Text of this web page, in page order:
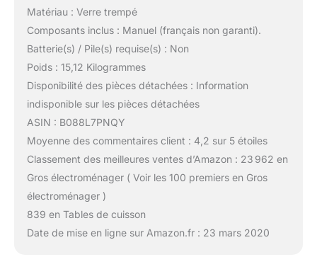
Matériau : Verre trempé
Composants inclus : Manuel (français non garanti).
Batterie(s) / Pile(s) requise(s) : Non
Poids : 15,12 Kilogrammes
Disponibilité des pièces détachées : Information
indisponible sur les pièces détachées
ASIN : B088L7PNQY
Moyenne des commentaires client : 4,2 sur 5 étoiles
Classement des meilleures ventes d’Amazon : 23 962 en
Gros électroménager ( Voir les 100 premiers en Gros
électroménager )
839 en Tables de cuisson
Date de mise en ligne sur Amazon.fr : 23 mars 2020